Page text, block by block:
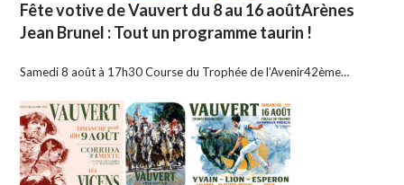
Fête votive de Vauvert du 8 au 16 aoûtArènes
Jean Brunel : Tout un programme taurin !
Samedi 8 août à 17h30 Course du Trophée de l’Avenir42ème…